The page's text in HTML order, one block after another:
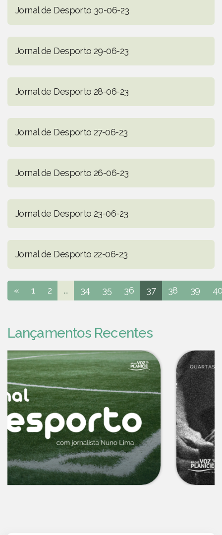
Jornal de Desporto 30-06-23
Jornal de Desporto 29-06-23
Jornal de Desporto 28-06-23
Jornal de Desporto 27-06-23
Jornal de Desporto 26-06-23
Jornal de Desporto 23-06-23
Jornal de Desporto 22-06-23
« 1 2 ... 34 35 36 37 38 39
Lançamentos Recentes